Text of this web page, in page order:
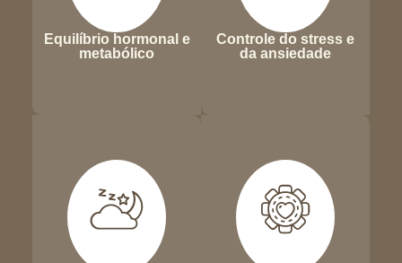
Equilíbrio hormonal e
metabólico
Controle do stress e
da ansiedade